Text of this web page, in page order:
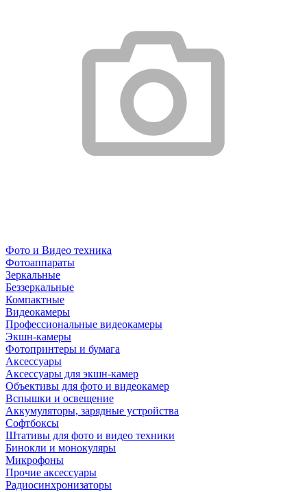
Фото и Видео техника
Фотоаппараты
Зеркальные
Беззеркальные
Компактные
Видеокамеры
Профессиональные видеокамеры
Экшн-камеры
Фотопринтеры и бумага
Аксессуары
Аксессуары для экшн-камер
Объективы для фото и видеокамер
Вспышки и освещение
Аккумуляторы, зарядные устройства
Софтбоксы
Штативы для фото и видео техники
Бинокли и монокуляры
Микрофоны
Прочие аксессуары
Радиосинхронизаторы